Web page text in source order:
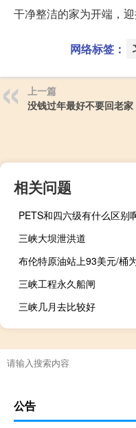
干净整洁的家为开端，迎
网络标签：
上一篇
没钱过年最好不要回老家
相关问题
PETS和四六级有什么区别
三峡大坝泄洪道
三峡工程永久船闸
三峡几月去比较好
公告